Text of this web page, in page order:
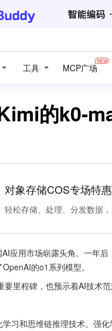
工具 MCP广场
的k0-
对象存储COS专场特惠
轻松存储、处理、分发数据
应用市场崭露头角。一年
的o1系列模型。
要里程碑，也预示着AI技术
习和思维链推理技术。强